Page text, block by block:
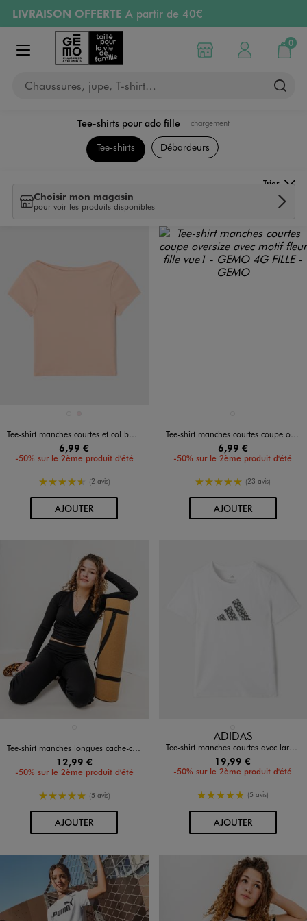
Aller au contenu principal
Aller à la navigation
LIVRAISON OFFERTE A partir de 40€
RETRAIT ET LIVRAISON OFFERTE
en magasin
PAYEZ EN 3x SANS FRAIS
Retours OFFERTS
pendant 30 jours
Afficher le menu
Chaussures, jupe, T-shirt…
Choisir mon magasin
Mon compte
0
Mon
Tee-shirts pour ado fille chargement
Collection Ado Fille
Tee-shirts Débardeurs
Choisir mon magasin
pour voir les produits disponibles
Trier
Tee-shirt manches courtes et col bateau coupe courte fille
6,99 €
-50% sur le 2ème produit d'été
4.5/5 de moyenne
(2 avis)
AJOUTERAU PANIER
Tee-shirt manches courtes coupe oversize avec motif fleur fille
6,99 €
-50% sur le 2ème produit d'été
5/5 de moyenne
(23 avis)
AJOUTERAU PANIER
Tee-shirt manches longues cache-cœur fille
12,99 €
-50% sur le 2ème produit d'été
5/5 de moyenne
(5 avis)
AJOUTERAU PANIER
Disponible en 1 coloris
ADIDAS
Tee-shirt manches courtes avec large logo fille - Adidas
19,99 €
-50% sur le 2ème produit d'été
5/5 de moyenne
(5 avis)
AJOUTERAU PANIER